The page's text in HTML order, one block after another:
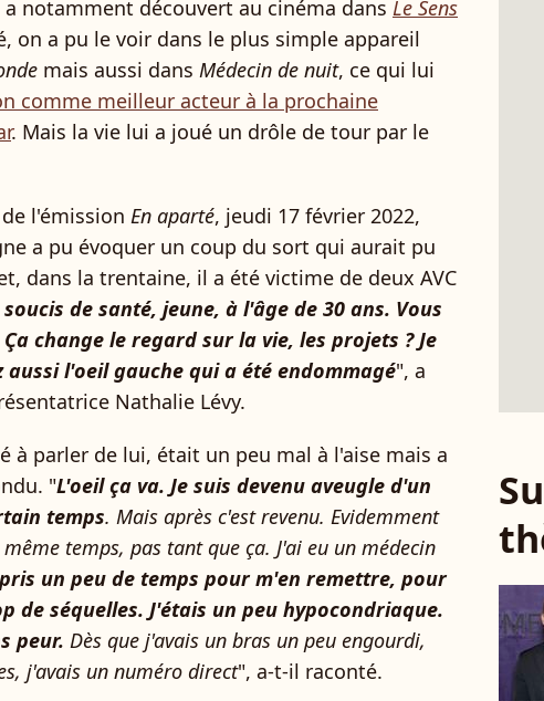
notamment découvert au cinéma dans Le Sens
on a pu le voir dans le plus simple appareil
mais aussi dans Médecin de nuit, ce qui lui
comme meilleur acteur à la prochaine
. Mais la vie lui a joué un drôle de tour par le
l'émission En aparté, jeudi 17 février 2022,
a pu évoquer un coup du sort qui aurait pu
dans la trentaine, il a été victime de deux AVC
soucis de santé, jeune, à l'âge de 30 ans. Vous
change le regard sur la vie, les projets ? Je
aussi l'oeil gauche qui a été endommagé", a
Nathalie Lévy.
à parler de lui, était un peu mal à l'aise mais a
"L'oeil ça va. Je suis devenu aveugle d'un
temps. Mais après c'est revenu. Evidemment
temps, pas tant que ça. J'ai eu un médecin
un peu de temps pour m'en remettre, pour
de séquelles. J'étais un peu hypocondriaque.
peur. Dès que j'avais un bras un peu engourdi,
j'avais un numéro direct", a-t-il raconté.